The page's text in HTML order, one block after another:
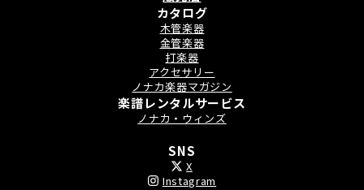
カタログ
木管楽器
金管楽器
打楽器
アクセサリー
ノナカ楽器マガジン
楽譜レンタルサービス
ノナカ・ウィンズ
SNS
X
Instagram